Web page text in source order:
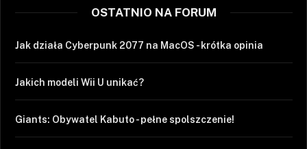
OSTATNIO NA FORUM
Jak działa Cyberpunk 2077 na MacOS - krótka opinia
Jakich modeli Wii U unikać?
Giants: Obywatel Kabuto - pełne spolszczenie!